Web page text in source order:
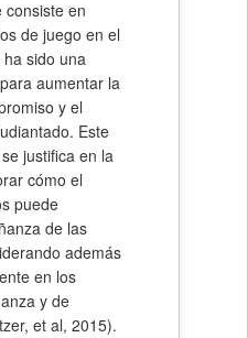
consiste en
de juego en el
sido una
aumentar la
y el
Este
justifica en la
cómo el
puede
de las
además
en los
y de
et al, 2015).